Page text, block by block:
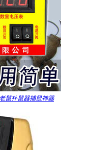
鼠扑鼠器捕鼠神器